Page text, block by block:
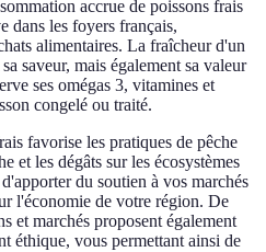
accrue de poissons frais
dans les foyers français,
alimentaires. La fraîcheur d'un
saveur, mais également sa valeur
ses omégas 3, vitamines et
congelé ou traité.
favorise les pratiques de pêche
et les dégâts sur les écosystèmes
du soutien à vos marchés
l'économie de votre région. De
et marchés proposent également
éthique, vous permettant ainsi de